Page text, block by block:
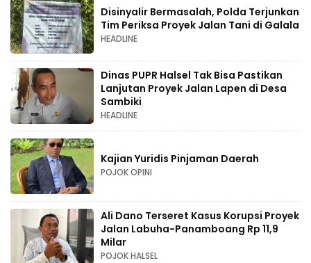
Disinyalir Bermasalah, Polda Terjunkan
Tim Periksa Proyek Jalan Tani di Galala
HEADLINE
Dinas PUPR Halsel Tak Bisa Pastikan
Lanjutan Proyek Jalan Lapen di Desa
Sambiki
HEADLINE
Kajian Yuridis Pinjaman Daerah
POJOK OPINI
Ali Dano Terseret Kasus Korupsi Proyek
Jalan Labuha-Panamboang Rp 11,9
Milar
POJOK HALSEL